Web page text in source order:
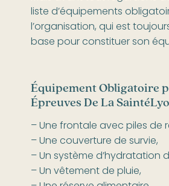
liste d’équipements
l’organisation, qui est
base pour constituer son
Équipement Obligatoire
Épreuves De La
– Une frontale avec piles de
– Une couverture de survie,
– Un système d’hydratation
– Un vêtement de pluie,